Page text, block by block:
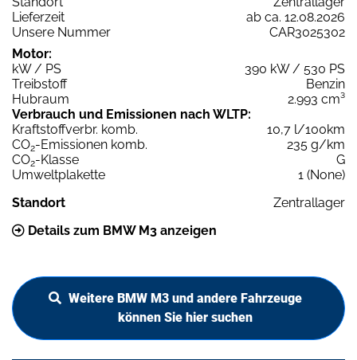
Lieferzeit
ab ca. 12.08.2026
Unsere Nummer
CAR3025302
Motor:
kW / PS
390 kW / 530 PS
Treibstoff
Benzin
Hubraum
2.993 cm³
Verbrauch und Emissionen nach WLTP:
Kraftstoffverbr. komb.
10,7 l/100km
CO2-Emissionen komb.
235 g/km
CO2-Klasse
G
Umweltplakette
1 (None)
Standort
Zentrallager
Details zum BMW M3 anzeigen
Weitere BMW M3 und andere Fahrzeuge
können Sie hier suchen